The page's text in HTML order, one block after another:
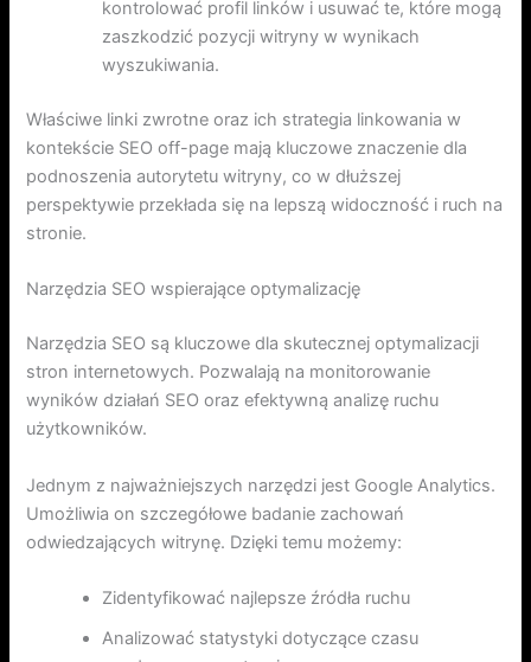
kontrolować profil linków i usuwać te, które mogą
zaszkodzić pozycji witryny w wynikach
wyszukiwania.
Właściwe linki zwrotne oraz ich strategia linkowania w
kontekście SEO off-page mają kluczowe znaczenie dla
podnoszenia autorytetu witryny, co w dłuższej
perspektywie przekłada się na lepszą widoczność i ruch na
stronie.
Narzędzia SEO wspierające optymalizację
Narzędzia SEO są kluczowe dla skutecznej optymalizacji
stron internetowych. Pozwalają na monitorowanie
wyników działań SEO oraz efektywną analizę ruchu
użytkowników.
Jednym z najważniejszych narzędzi jest Google Analytics.
Umożliwia on szczegółowe badanie zachowań
odwiedzających witrynę. Dzięki temu możemy:
Zidentyfikować najlepsze źródła ruchu
Analizować statystyki dotyczące czasu